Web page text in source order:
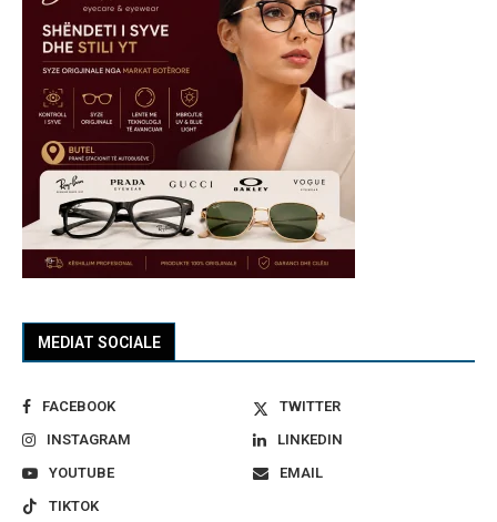
MEDIAT SOCIALE
FACEBOOK
TWITTER
INSTAGRAM
LINKEDIN
YOUTUBE
EMAIL
TIKTOK